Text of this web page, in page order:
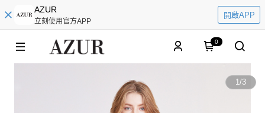
AZUR
立刻使用官方APP
開啟APP
0
1/3